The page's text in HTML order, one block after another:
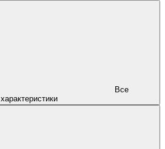
характеристики